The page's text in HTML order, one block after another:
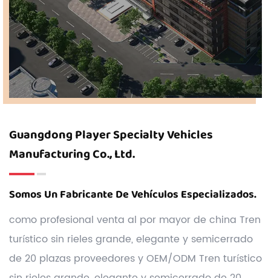
Guangdong Player Specialty Vehicles
Manufacturing Co., Ltd.
Somos Un Fabricante De Vehículos Especializados.
como profesional venta al por mayor de china Tren
turístico sin rieles grande, elegante y semicerrado
de 20 plazas proveedoresyOEM/ODM Tren turístico